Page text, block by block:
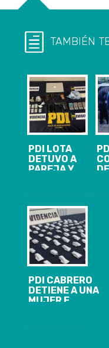
TAMBIÉN
PDI LOTA
DETUVO A
PAREJA Y
CORONEL
PDI CABRERO
DETIENE A UNA
MUJER E